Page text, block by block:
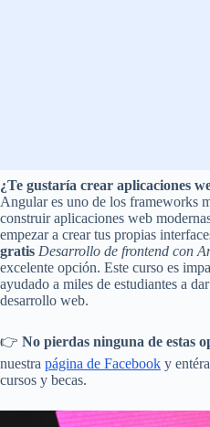
¿Te gustaría crear aplicaciones
Angular es uno de los frameworks
construir aplicaciones web
empezar a crear tus propias
gratis Desarrollo de frontend con
excelente opción. Este curso es
ayudado a miles de estudiantes a
desarrollo web.
👉 No pierdas ninguna de estas
nuestra página de Facebook y
cursos y becas.